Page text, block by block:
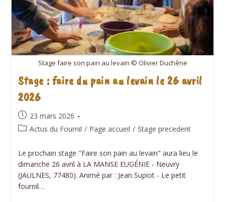
Stage faire son pain au levain © Olivier Duchêne
Stage : faire du pain au levain le 26 avril
2026
Publication
publiée :
23 mars 2026
PostActus du Fournil / Page accueil / Stage precedent
Le prochain stage "Faire son pain au levain" aura lieu le
dimanche 26 avril à LA MANSE EUGÉNIE - Neuvry
(JAULNES, 77480). Animé par : Jean Supiot - Le petit
fournil…